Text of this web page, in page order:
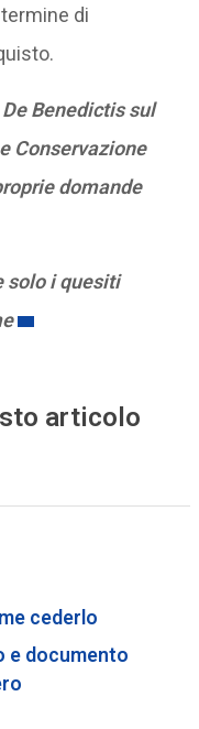
di
Benedictis sul
Conservazione
domande
solo i quesiti
articolo
cederlo
e documento